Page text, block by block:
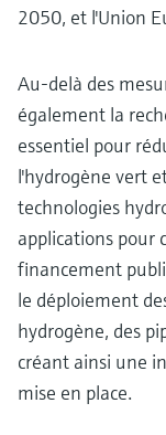
2050, et l'Union
Au-delà des
également la
essentiel pour
l'hydrogène vert
technologies
applications pour
financement
le déploiement
hydrogène, des
créant ainsi une
mise en place.